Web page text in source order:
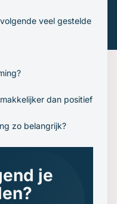
veel gestelde
dan positief
zo belangrijk?
je